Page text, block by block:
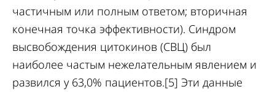
частичным или полным ответом; вторичная
конечная точка эффективности). Синдром
высвобождения цитокинов (СВЦ) был
наиболее частым нежелательным явлением и
развился у 63,0% пациентов.[5] Эти данные